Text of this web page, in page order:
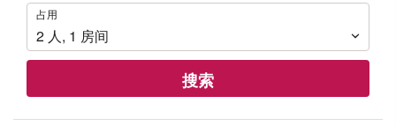
占
用
占用
2 人, 1 房间
搜索